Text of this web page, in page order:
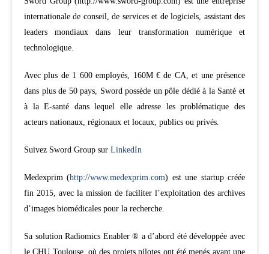
internationale de conseil, de services et de logiciels, assistant des
leaders mondiaux dans leur transformation numérique et
technologique.
Avec plus de 1 600 employés, 160M € de CA, et une présence
dans plus de 50 pays, Sword possède un pôle dédié à la Santé et
à la E-santé dans lequel elle adresse les problématique des
acteurs nationaux, régionaux et locaux, publics ou privés.
Suivez Sword Group sur LinkedIn
Medexprim (http://www.medexprim.com) est une startup créée
fin 2015, avec la mission de faciliter l’exploitation des archives
d’images biomédicales pour la recherche.
Sa solution Radiomics Enabler ® a d’abord été développée avec
le CHU Toulouse, où des projets pilotes ont été menés avant une